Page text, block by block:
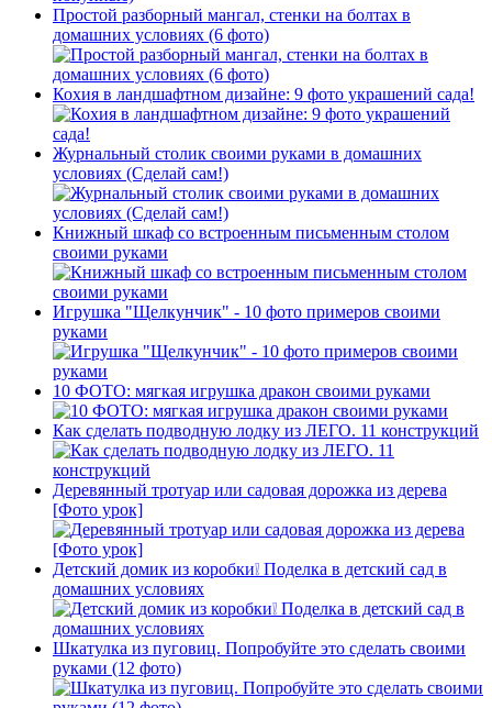
Простой разборный мангал, стенки на болтах в
домашних условиях (6 фото)
Кохия в ландшафтном дизайне: 9 фото украшений сада!
Журнальный столик своими руками в домашних
условиях (Сделай сам!)
Книжный шкаф со встроенным письменным столом
своими руками
Игрушка "Щелкунчик" - 10 фото примеров своими
руками
10 ФОТО: мягкая игрушка дракон своими руками
Как сделать подводную лодку из ЛЕГО. 11 конструкций
Деревянный тротуар или садовая дорожка из дерева
[Фото урок]
Детский домик из коробки❕ Поделка в детский сад в
домашних условиях
Шкатулка из пуговиц. Попробуйте это сделать своими
руками (12 фото)